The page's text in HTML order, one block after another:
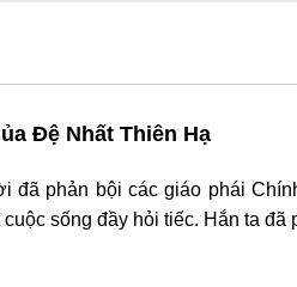
Đệ Nhất Thiên Hạ
đã phản bội các giáo phái
cuộc sống đầy hỏi tiếc. Hắn ta